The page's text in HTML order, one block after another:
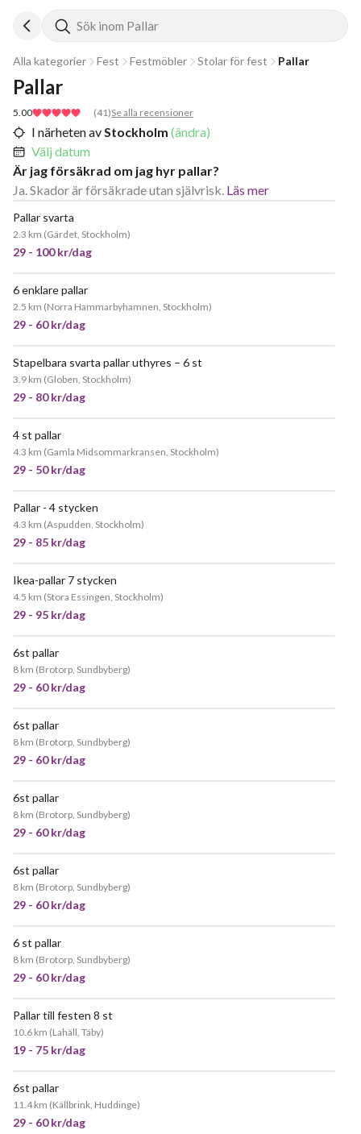
Sök inom Pallar
Alla kategorier Fest Festmöbler Stolar för fest Pallar
5.00 (41)Se alla recensioner
Pallar
I närheten avStockholm (ändra)
Välj datum
Är jag försäkrad om jag hyr pallar?
Ja. Skador är försäkrade utan självrisk. Läs mer
Pallar svarta
2.3 km (Gärdet, Stockholm)
29 - 100 kr/dag
6 enklare pallar
2.5 km (Norra Hammarbyhamnen, Stockholm)
29 - 60 kr/dag
Stapelbara svarta pallar uthyres – 6 st
3.9 km (Globen, Stockholm)
29 - 80 kr/dag
4 st pallar
4.3 km (Gamla Midsommarkransen, Stockholm)
29 - 50 kr/dag
Pallar - 4 stycken
4.3 km (Aspudden, Stockholm)
29 - 85 kr/dag
Ikea-pallar 7 stycken
4.5 km (Stora Essingen, Stockholm)
29 - 95 kr/dag
6st pallar
8 km (Brotorp, Sundbyberg)
29 - 60 kr/dag
6st pallar
8 km (Brotorp, Sundbyberg)
29 - 60 kr/dag
6st pallar
8 km (Brotorp, Sundbyberg)
29 - 60 kr/dag
6st pallar
8 km (Brotorp, Sundbyberg)
29 - 60 kr/dag
6 st pallar
8 km (Brotorp, Sundbyberg)
29 - 60 kr/dag
Pallar till festen 8 st
10.6 km (Lahäll, Täby)
19 - 75 kr/dag
6st pallar
11.4 km (Källbrink, Huddinge)
29 - 60 kr/dag